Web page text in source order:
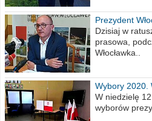
Prezydent
obrażajmy się”
Dzisiaj w
prasowa,
Włocławka..
Wybory 2020.
procent
W niedzielę
wyborów